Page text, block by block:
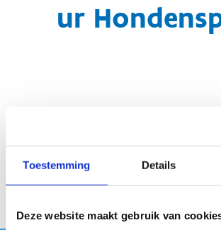
Toestemming Details
Deze website maakt gebruik van
ur